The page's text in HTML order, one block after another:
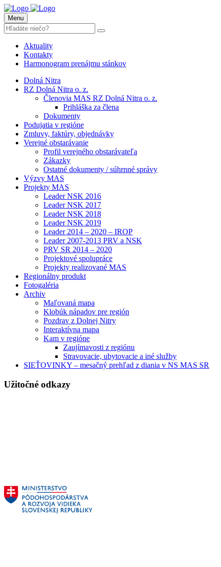
Menu
Aktuality
Kontakty
Harmonogram prenájmu stánkov
Dolná Nitra
RZ Dolná Nitra o. z.
Členovia MAS RZ Dolná Nitra o. z.
Prihláška za člena
Dokumenty
Podujatia v regióne
Zmluvy, faktúry, objednávky
Verejné obstarávanie
Profil verejného obstarávateľa
Zákazky
Ostatné dokumenty / súhrnné správy
Výzvy MAS
Projekty MAS
Leader NSK 2016
Leader NSK 2017
Leader NSK 2018
Leader NSK 2019
Leader 2014 – 2020 – IROP
Leader 2007-2013 PRV a NSK
PRV SR 2014 – 2020
Projektové spolupráce
Projekty realizované MAS
Regionálny produkt
Fotogaléria
Archiv
Maľovaná mapa
Klobúk nápadov pre región
Pozdrav z Dolnej Nitry
Interaktívna mapa
Kam v regióne
Zaujímavosti z regiónu
Stravovacie, ubytovacie a iné služby
SIEŤOVINKY – mesačný prehľad z diania v NS MAS SR
Užitočné odkazy